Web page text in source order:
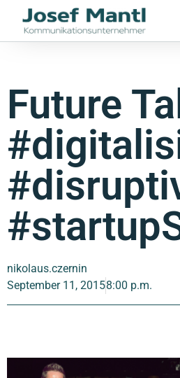
Future
nikolaus.czernin
September 11, 20158:00 p.m.